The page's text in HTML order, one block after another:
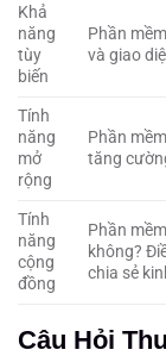
Khả
năng
tùy
biến
Phần
và giao
Tính
năng
mở
rộng
Phần
tăng
Tính
năng
cộng
đồng
Phần
không?
chia sẻ
Câu Hỏi